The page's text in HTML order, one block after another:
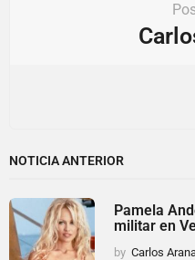
NOTICIA ANTERIOR
Pamela
militar en
by Carlos